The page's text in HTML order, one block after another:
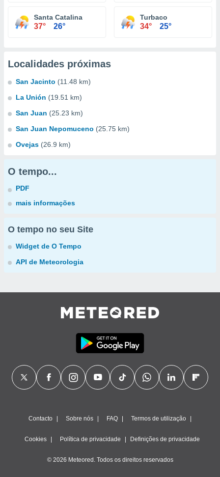
Santa Catalina
37° 26°
Turbaco
34° 25°
Localidades próximas
San Jacinto (11.48 km)
La Unión (19.51 km)
San Juan (25.23 km)
San Juan Nepomuceno (25.75 km)
Ovejas (26.9 km)
O tempo...
PDF
mais informações
O tempo no seu Site
Widget de O Tempo
API de Meteorologia
Contacto Sobre nós FAQ Termos de utilização
Cookies Política de privacidade Definições de privacidade
© 2026 Meteored. Todos os direitos reservados